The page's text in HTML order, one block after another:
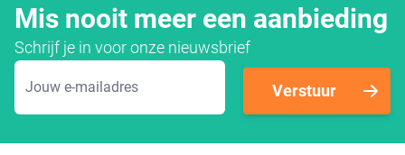
Mis nooit meer een aanbieding
Schrijf je in voor onze nieuwsbrief
E-mailadres
Verstuur